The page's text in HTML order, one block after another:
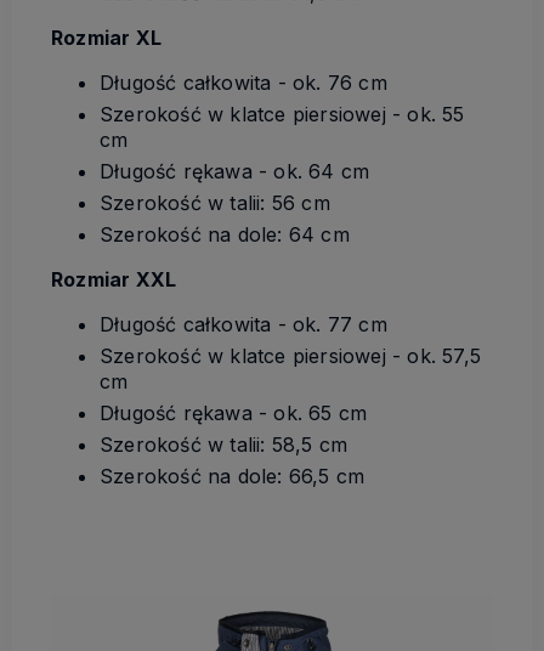
Rozmiar XL
Długość całkowita - ok. 76 cm
Szerokość w klatce piersiowej - ok. 55
cm
Długość rękawa - ok. 64 cm
Szerokość w talii: 56 cm
Szerokość na dole: 64 cm
Rozmiar XXL
Długość całkowita - ok. 77 cm
Szerokość w klatce piersiowej - ok. 57,5
cm
Długość rękawa - ok. 65 cm
Szerokość w talii: 58,5 cm
Szerokość na dole: 66,5 cm